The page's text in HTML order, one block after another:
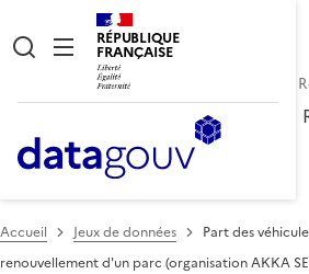
RÉPUBLIQUE
FRANÇAISE
Accueil Jeux de données
Part des
renouvellement d'un parc (organisation AKKA